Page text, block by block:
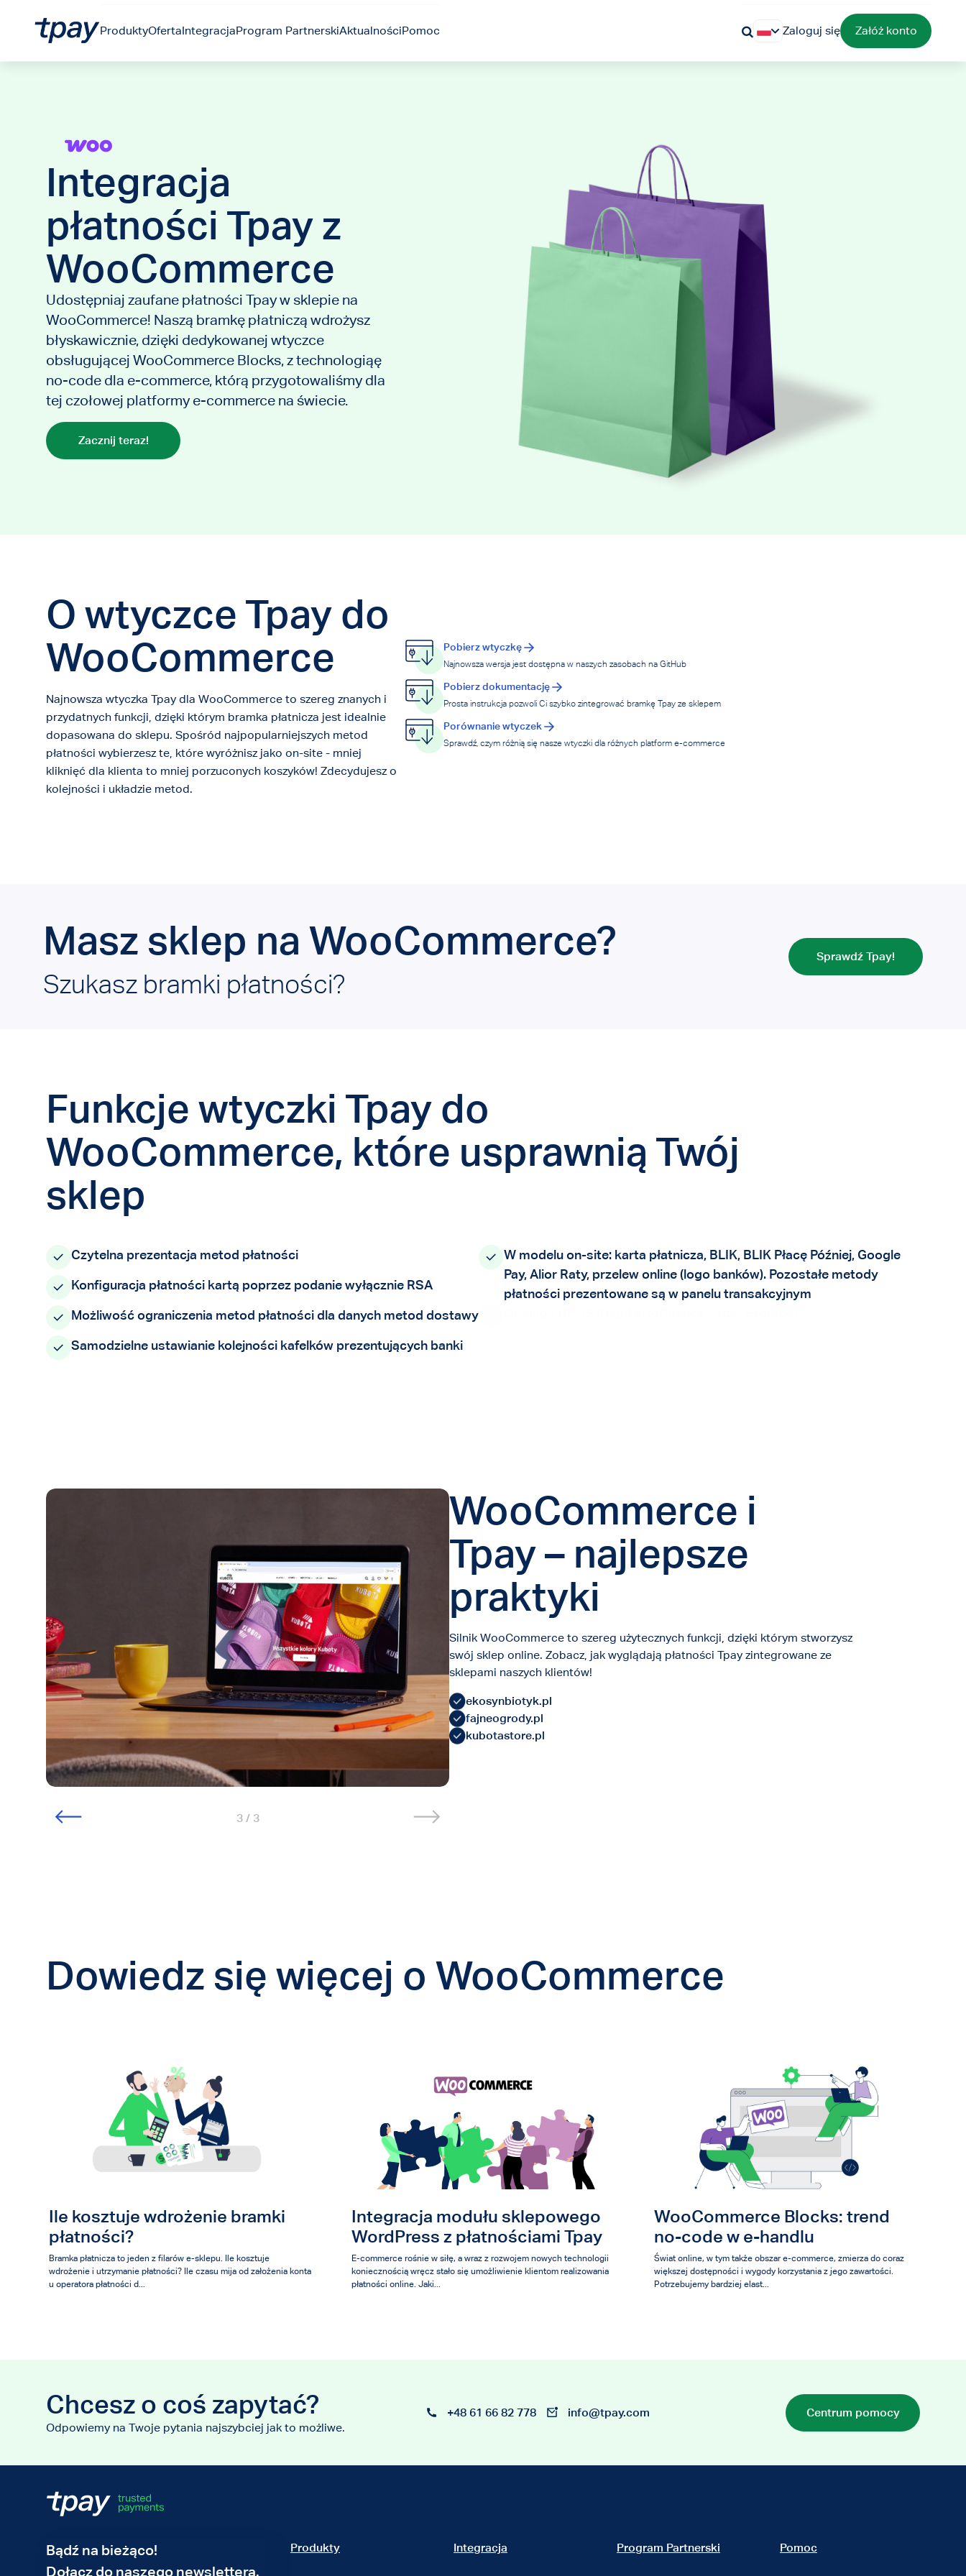
ProduktyOfertaIntegracjaProgram PartnerskiAktualnościPomoc Zaloguj się Załóż konto
Integracja
płatności Tpay z
WooCommerce
Udostępniaj zaufane płatności Tpay w sklepie na
WooCommerce! Naszą bramkę płatniczą wdrożysz
błyskawicznie, dzięki dedykowanej wtyczce
obsługującej WooCommerce Blocks, z technologiąę
no-code dla e-commerce, którą przygotowaliśmy dla
tej czołowej platformy e-commerce na świecie.
Zacznij teraz!
O wtyczce Tpay do
WooCommerce
Najnowsza wtyczka Tpay dla WooCommerce to szereg znanych i
przydatnych funkcji, dzięki którym bramka płatnicza jest idealnie
dopasowana do sklepu. Spośród najpopularniejszych metod
płatności wybierzesz te, które wyróżnisz jako on-site - mniej
kliknięć dla klienta to mniej porzuconych koszyków! Zdecydujesz o
kolejności i układzie metod.
Pobierz wtyczkę
Najnowsza wersja jest dostępna w naszych zasobach na GitHub
Pobierz dokumentację
Prosta instrukcja pozwoli Ci szybko zintegrować bramkę Tpay ze sklepem
Porównanie wtyczek
Sprawdź, czym różnią się nasze wtyczki dla różnych platform e-commerce
Masz sklep na WooCommerce?
Szukasz bramki płatności?
Sprawdź Tpay!
Funkcje wtyczki Tpay do
WooCommerce, które usprawnią Twój
sklep
Czytelna prezentacja metod płatności
Konfiguracja płatności kartą poprzez podanie wyłącznie RSA
Możliwość ograniczenia metod płatności dla danych metod dostawy
Samodzielne ustawianie kolejności kafelków prezentujących banki
W modelu on-site: karta płatnicza, BLIK, BLIK Płacę Później, Google
Pay, Alior Raty, przelew online (logo banków). Pozostałe metody
płatności prezentowane są w panelu transakcyjnym
1 / 3
WooCommerce i
Tpay – najlepsze
praktyki
Silnik WooCommerce to szereg użytecznych funkcji, dzięki którym stworzysz
swój sklep online. Zobacz, jak wyglądają płatności Tpay zintegrowane ze
sklepami naszych klientów!
ekosynbiotyk.pl
fajneogrody.pl
kubotastore.pl
Dowiedz się więcej o WooCommerce
Ile kosztuje wdrożenie bramki
płatności?
Bramka płatnicza to jeden z filarów e-sklepu. Ile kosztuje
wdrożenie i utrzymanie płatności? Ile czasu mija od założenia konta
u operatora płatności d...
Integracja modułu sklepowego
WordPress z płatnościami Tpay
E-commerce rośnie w siłę, a wraz z rozwojem nowych technologii
koniecznością wręcz stało się umożliwienie klientom realizowania
płatności online. Jaki...
WooCommerce Blocks: trend
no-code w e-handlu
Świat online, w tym także obszar e-commerce, zmierza do coraz
większej dostępności i wygody korzystania z jego zawartości.
Potrzebujemy bardziej elast...
Chcesz o coś zapytać?
Odpowiemy na Twoje pytania najszybciej jak to możliwe.
+48 61 66 82 778 info@tpay.com Centrum pomocy
Bądź na bieżąco!
Dołącz do naszego newslettera.
Adres
e-
Produkty Integracja Program Partnerski Pomoc